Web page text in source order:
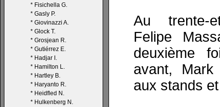
* Fisichella G.
* Gasly P.
* Giovinazzi A.
* Glock T.
* Grosjean R.
* Gutiérrez E.
* Hadjar I.
* Hamilton L.
* Hartley B.
* Haryanto R.
* Heidfled N.
* Hulkenberg N.
Au trente-
Felipe
deuxième
avant,
aux stands